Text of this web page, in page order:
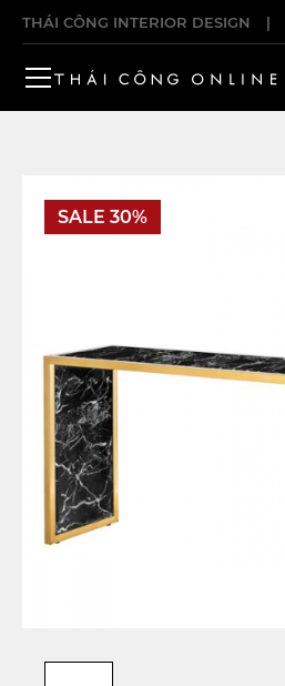
THÁI CÔNG INTERIOR DESIGN |
SALE 30%